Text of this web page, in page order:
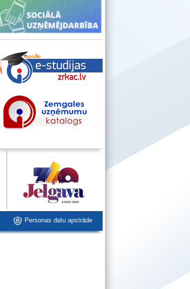
Personas datu apstrāde